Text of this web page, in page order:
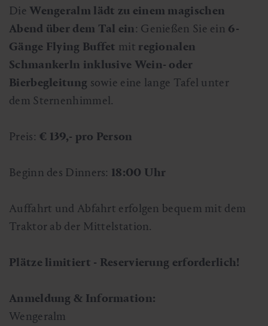
DieWengeralm lädt zu einem magischen
Abend über dem Tal ein : Genießen Sie ein 6-
Gänge Flying Buffet mit regionalen
Schmankerln inklusive Wein- oder
Bierbegleitung sowie eine lange Tafel unter
dem Sternenhimmel.
Preis: € 139,- pro Person
Beginn des Dinners: 18:00 Uhr
Auffahrt und Abfahrt erfolgen bequem mit dem
Traktor ab der Mittelstation.
Plätze limitiert - Reservierung erforderlich!
Anmeldung & Information:
Wengeralm